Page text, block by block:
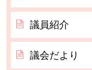
議員紹介
議会だより